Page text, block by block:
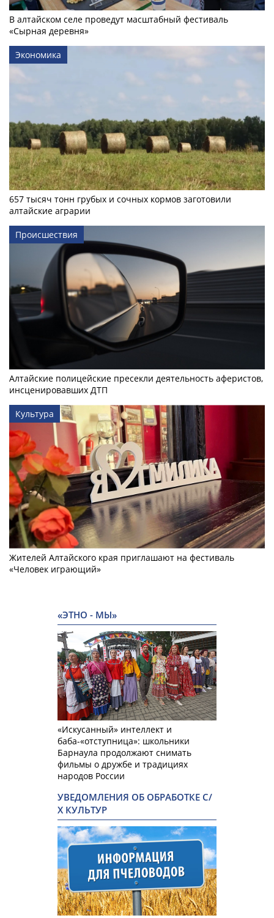
В алтайском селе проведут масштабный фестиваль
«Сырная деревня»
Экономика
657 тысяч тонн грубых и сочных кормов заготовили
алтайские аграрии
Происшествия
Алтайские полицейские пресекли деятельность аферистов,
инсценировавших ДТП
Культура
Жителей Алтайского края приглашают на фестиваль
«Человек играющий»
«ЭТНО - МЫ»
«Искусанный» интеллект и
баба-«отступница»: школьники
Барнаула продолжают снимать
фильмы о дружбе и традициях
народов России
УВЕДОМЛЕНИЯ ОБ ОБРАБОТКЕ С/
Х КУЛЬТУР